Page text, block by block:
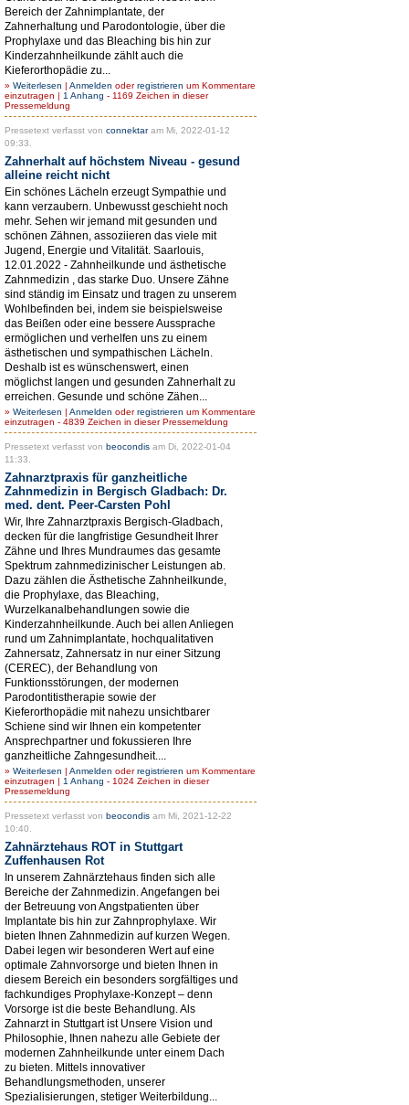
Bereich der Zahnimplantate, der
Zahnerhaltung und Parodontologie, über die
Prophylaxe und das Bleaching bis hin zur
Kinderzahnheilkunde zählt auch die
Kieferorthopädie zu...
» Weiterlesen | Anmelden oderregistrieren um Kommentare
einzutragen | 1 Anhang - 1169 Zeichen in dieser
Pressemeldung
Pressetext verfasst von connektaram Mi, 2022-01-12
09:33.
Zahnerhalt auf höchstem Niveau - gesund
alleine reicht nicht
Ein schönes Lächeln erzeugt Sympathie und
kann verzaubern. Unbewusst geschieht noch
mehr. Sehen wir jemand mit gesunden und
schönen Zähnen, assoziieren das viele mit
Jugend, Energie und Vitalität. Saarlouis,
12.01.2022 - Zahnheilkunde und ästhetische
Zahnmedizin , das starke Duo. Unsere Zähne
sind ständig im Einsatz und tragen zu unserem
Wohlbefinden bei, indem sie beispielsweise
das Beißen oder eine bessere Aussprache
ermöglichen und verhelfen uns zu einem
ästhetischen und sympathischen Lächeln.
Deshalb ist es wünschenswert, einen
möglichst langen und gesunden Zahnerhalt zu
erreichen. Gesunde und schöne Zähen...
» Weiterlesen | Anmelden oderregistrieren um Kommentare
einzutragen - 4839 Zeichen in dieser Pressemeldung
Pressetext verfasst von beocondis am Di, 2022-01-04
11:33.
Zahnarztpraxis für ganzheitliche
Zahnmedizin in Bergisch Gladbach: Dr.
med. dent. Peer-Carsten Pohl
Wir, Ihre Zahnarztpraxis Bergisch-Gladbach,
decken für die langfristige Gesundheit Ihrer
Zähne und Ihres Mundraumes das gesamte
Spektrum zahnmedizinischer Leistungen ab.
Dazu zählen die Ästhetische Zahnheilkunde,
die Prophylaxe, das Bleaching,
Wurzelkanalbehandlungen sowie die
Kinderzahnheilkunde. Auch bei allen Anliegen
rund um Zahnimplantate, hochqualitativen
Zahnersatz, Zahnersatz in nur einer Sitzung
(CEREC), der Behandlung von
Funktionsstörungen, der modernen
Parodontitistherapie sowie der
Kieferorthopädie mit nahezu unsichtbarer
Schiene sind wir Ihnen ein kompetenter
Ansprechpartner und fokussieren Ihre
ganzheitliche Zahngesundheit....
» Weiterlesen | Anmelden oderregistrieren um Kommentare
einzutragen | 1 Anhang - 1024 Zeichen in dieser
Pressemeldung
Pressetext verfasst von beocondis am Mi, 2021-12-22
10:40.
Zahnärztehaus ROT in Stuttgart
Zuffenhausen Rot
In unserem Zahnärztehaus finden sich alle
Bereiche der Zahnmedizin. Angefangen bei
der Betreuung von Angstpatienten über
Implantate bis hin zur Zahnprophylaxe. Wir
bieten Ihnen Zahnmedizin auf kurzen Wegen.
Dabei legen wir besonderen Wert auf eine
optimale Zahnvorsorge und bieten Ihnen in
diesem Bereich ein besonders sorgfältiges und
fachkundiges Prophylaxe-Konzept – denn
Vorsorge ist die beste Behandlung. Als
Zahnarzt in Stuttgart ist Unsere Vision und
Philosophie, Ihnen nahezu alle Gebiete der
modernen Zahnheilkunde unter einem Dach
zu bieten. Mittels innovativer
Behandlungsmethoden, unserer
Spezialisierungen, stetiger Weiterbildung...